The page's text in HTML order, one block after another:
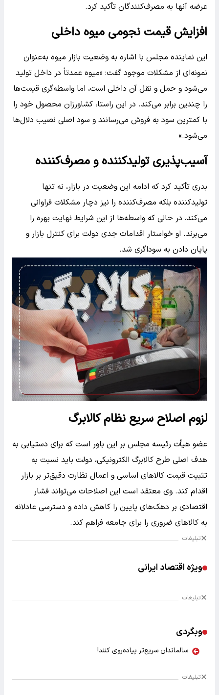
عرضه آنها به مصرف‌کنندگان تأکید کرد.
افزایش قیمت نجومی میوه داخلی
این نماینده مجلس با اشاره به وضعیت بازار میوه به‌عنوان
نمونه‌ای از مشکلات موجود گفت: «میوه عمدتاً در داخل تولید
می‌شود و حمل و نقل آن داخلی است، اما واسطه‌گری قیمت‌ها
را چندین برابر می‌کند. در این راستا، کشاورزان محصول خود را
با کمترین سود به فروش می‌رسانند و سود اصلی نصیب دلال‌ها
می‌شود.»
آسیب‌پذیری تولیدکننده و مصرف‌کننده
بدری تأکید کرد که ادامه این وضعیت در بازار، نه تنها
تولیدکننده بلکه مصرف‌کننده را نیز دچار مشکلات فراوانی
می‌کند، در حالی که واسطه‌ها از این شرایط نهایت بهره را
می‌برند. او خواستار اقدامات جدی دولت برای کنترل بازار و
پایان دادن به سوداگری شد.
لزوم اصلاح سریع نظام کالابرگ
عضو هیأت رئیسه مجلس بر این باور است که برای دستیابی به
هدف اصلی طرح کالابرگ الکترونیکی، دولت باید نسبت به
تثبیت قیمت کالاهای اساسی و اعمال نظارت دقیق‌تر بر بازار
اقدام کند. وی معتقد است این اصلاحات می‌تواند فشار
اقتصادی بر دهک‌های پایین را کاهش داده و دسترسی عادلانه
به کالاهای ضروری را برای جامعه فراهم کند.
تبلیغات
ویژه اقتصاد ایرانی
تبلیغات
وبگردی
سالماندان سریع‌تر پیاده‌روی کنند!
تبلیغات